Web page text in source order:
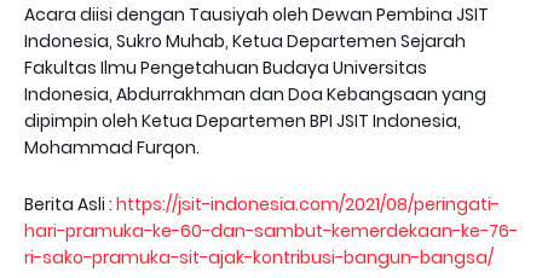
Acara diisi dengan Tausiyah oleh Dewan Pembina JSIT
Indonesia, Sukro Muhab, Ketua Departemen Sejarah
Fakultas Ilmu Pengetahuan Budaya Universitas
Indonesia, Abdurrakhman dan Doa Kebangsaan yang
dipimpin oleh Ketua Departemen BPI JSIT Indonesia,
Mohammad Furqon.
Berita Asli : https://jsit-indonesia.com/2021/08/peringati-
hari-pramuka-ke-60-dan-sambut-kemerdekaan-ke-76-
ri-sako-pramuka-sit-ajak-kontribusi-bangun-bangsa/